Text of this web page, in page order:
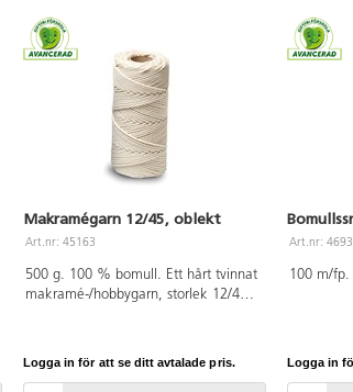
Makramégarn 12/45, oblekt
Art.nr: 45163
500 g. 100 % bomull. Ett hårt tvinnat
makramé-/hobbygarn, storlek 12/45,
Logga in för att se ditt avtalade pris.
Art.nr:
100 m/
Logga in